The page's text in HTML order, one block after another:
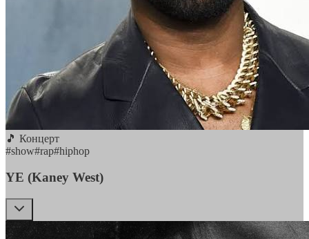
🎵 Концерт
#show#rap#hiphop
YE (Kaney West)